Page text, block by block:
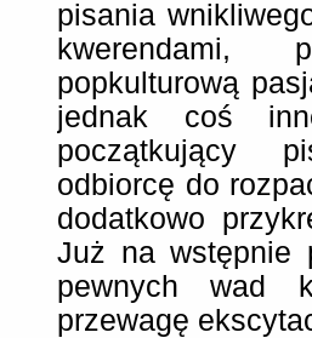
pisania
kwerendami,
popkulturową
jednak coś
początkujący
odbiorcę do
dodatkowo
Już na wstępnie
pewnych wad
przewagę